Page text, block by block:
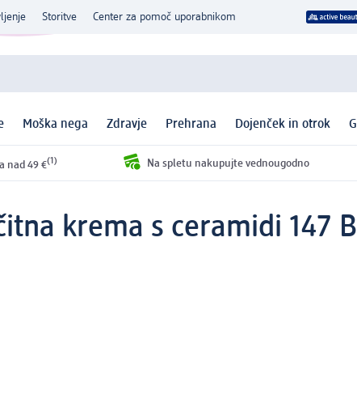
Storitve Center za pomoč uporabnikom
Moška nega Zdravje Prehrana Dojenček in otrok
nad 49 €(1) Na spletu nakupujte vednougodno
krema s ceramidi 147